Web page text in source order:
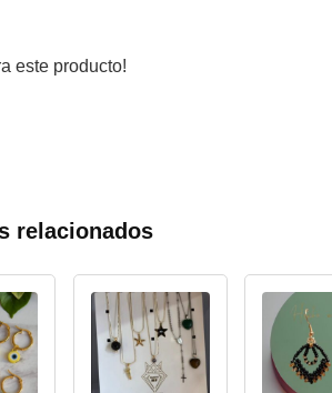
este producto!
relacionados